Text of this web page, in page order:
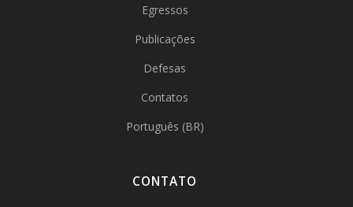
Egressos
Publicações
Defesas
Contatos
Português (BR)
CONTATO